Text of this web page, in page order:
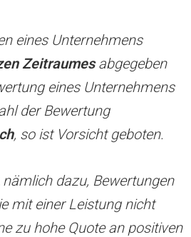
eines Unternehmens
Zeitraumesabgegeben
eines Unternehmens
der Bewertung
, so ist Vorsicht geboten.
dazu, Bewertungen
mit einer Leistung nicht
zu hohe Quote an positiven